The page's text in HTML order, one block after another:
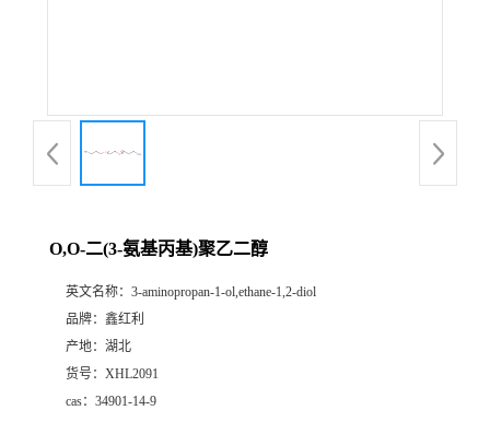
O,O-二(3-氨基丙基)聚乙二醇
英文名称： 3-aminopropan-1-ol,ethane-1,2-diol
品牌： 鑫红利
产地： 湖北
货号： XHL2091
cas： 34901-14-9